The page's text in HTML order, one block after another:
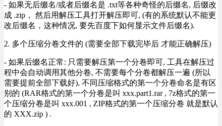
- 如果无后缀名/或者后缀名是 .txt等各种奇怪的后缀名, 后缀改
成 .zip， 然后用解压工具打开解压即可, (有的系统默认不能更
改后缀名，这种情况, 要先百度下如何显示文件后缀名).
2. 多个压缩分卷文件的 (需要全部下载完毕后 才能正确解压)
- 如果后缀名正常: 只需要解压第一个分卷即可, 工具在解压过
程中会自动调用其他分卷, 不需要每个分卷都解压一遍 (所以
需要提前全部下载好), 不同压缩格式的第一个分卷命名是有区
别的 (RAR格式的第一个分卷是叫 xxx.part1.rar , 7z格式的第一
个压缩分卷是叫 xxx.001 , ZIP格式的第一个压缩分卷 就是默认
的 XXX.zip ) .